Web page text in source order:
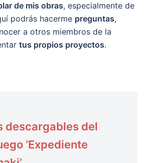
de mis obras, especialmente de
podrás hacerme preguntas,
a otros miembros de la
tus propios proyectos.
descargables del
‘Expediente